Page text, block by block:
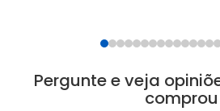
Pergunte e veja
comprou